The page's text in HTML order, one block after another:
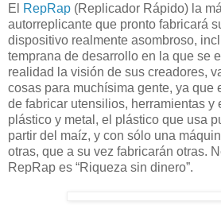
El RepRap (Replicador Rápido) la
autorreplicante que pronto fabricará
dispositivo realmente asombroso,
temprana de desarrollo en la que se
realidad la visión de sus creadores,
cosas para muchísima gente, ya que
de fabricar utensilios, herramientas y
plástico y metal, el plástico que usa
partir del maíz, y con sólo una
otras, que a su vez fabricarán otras.
RepRap es “Riqueza sin dinero”.